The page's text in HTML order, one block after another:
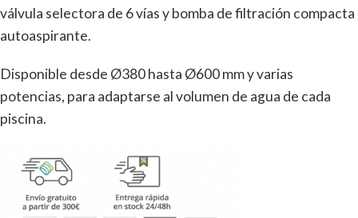
válvula selectora de 6 vías y bomba de filtración compacta
autoaspirante.
Disponible desde Ø380 hasta Ø600 mm y varias
potencias, para adaptarse al volumen de agua de cada
piscina.